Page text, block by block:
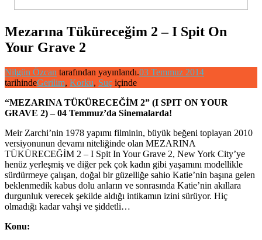
Mezarına Tüküreceğim 2 – I Spit On
Your Grave 2
Nilgün Özcan tarafından yayınlandı.03 Temmuz 2014
tarihindeGerilim, Korku, Suç içinde
“MEZARINA TÜKÜRECEĞİM 2” (I SPIT ON YOUR
GRAVE 2) – 04 Temmuz’da Sinemalarda!
Meir Zarchi’nin 1978 yapımı filminin, büyük beğeni toplayan 2010
versiyonunun devamı niteliğinde olan MEZARINA
TÜKÜRECEĞİM 2 – I Spit In Your Grave 2, New York City’ye
henüz yerleşmiş ve diğer pek çok kadın gibi yaşamını modellikle
sürdürmeye çalışan, doğal bir güzelliğe sahio Katie’nin başına gelen
beklenmedik kabus dolu anların ve sonrasında Katie’nin akıllara
durgunluk verecek şekilde aldığı intikamın izini sürüyor. Hiç
olmadığı kadar vahşi ve şiddetli…
Konu: